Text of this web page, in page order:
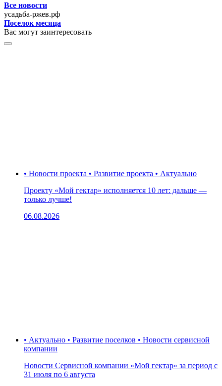
Все новости
усадьба-ржев.рф
Поселок месяца
Вас могут заинтересовать
• Новости проекта • Развитие проекта • Актуально
Проекту «Мой гектар» исполняется 10 лет: дальше —
только лучше!
06.08.2026
• Актуально • Развитие поселков • Новости сервисной
компании
Новости Сервисной компании «Мой гектар» за период с
31 июля по 6 августа